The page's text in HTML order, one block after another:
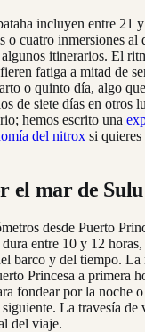
incluyen entre 21
o cuatro inmersiones al
itinerarios. El
fatiga a mitad de
o quinto día, algo
de siete días en otros
hemos escrito una
del nitrox si
el mar de Sulu
desde Puerto
entre 10 y 12
barco y del tiempo. La
Princesa a primera
fondear por la noche
La travesía de
del viaje.